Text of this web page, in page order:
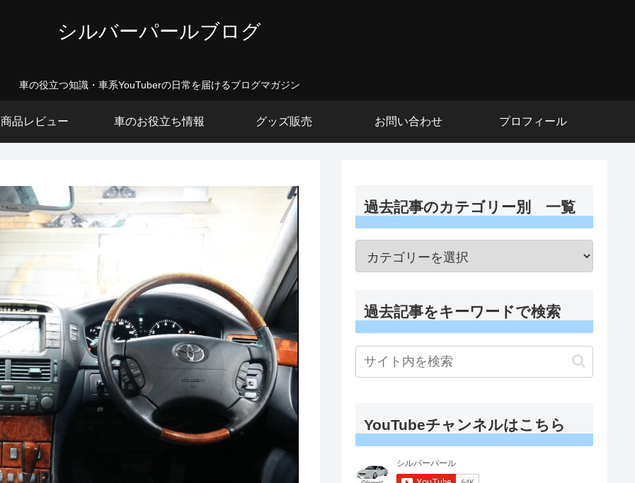
シルバーパールブログ
車の役立つ知識・車系YouTuberの日常を届けるブログマガジン
商品レビュー 車のお役立ち情報 グッズ販売 お問い合わせ プロフィール
過去記事のカテゴリー別 一覧
過去記事をキーワードで検索
YouTubeチャンネルはこちら